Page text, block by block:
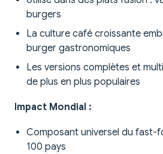
burgers
La culture café croissante
burger gastronomiques
Les versions complètes et
de plus en plus populaires
Impact Mondial :
Composant universel du fast-
100 pays